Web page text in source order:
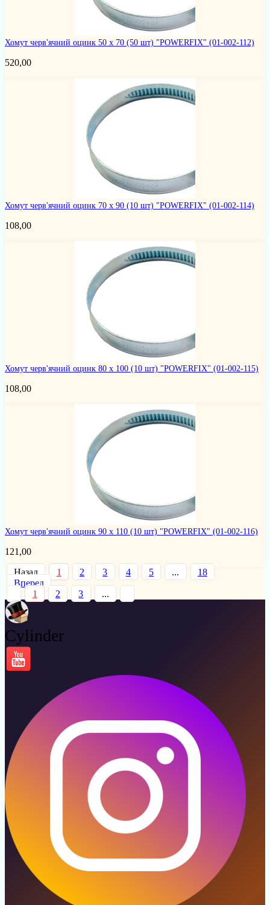
Хомут черв'ячний оцинк 50 х 70 (50 шт) "POWERFIX" (01-002-112)
520,00
Хомут черв'ячний оцинк 70 х 90 (10 шт) "POWERFIX" (01-002-114)
108,00
Хомут черв'ячний оцинк 80 х 100 (10 шт) "POWERFIX" (01-002-115)
108,00
Хомут черв'ячний оцинк 90 х 110 (10 шт) "POWERFIX" (01-002-116)
121,00
Назад
1 2 3 4 5 ...
18
Вперед
1
2 3 ...
Cylinder